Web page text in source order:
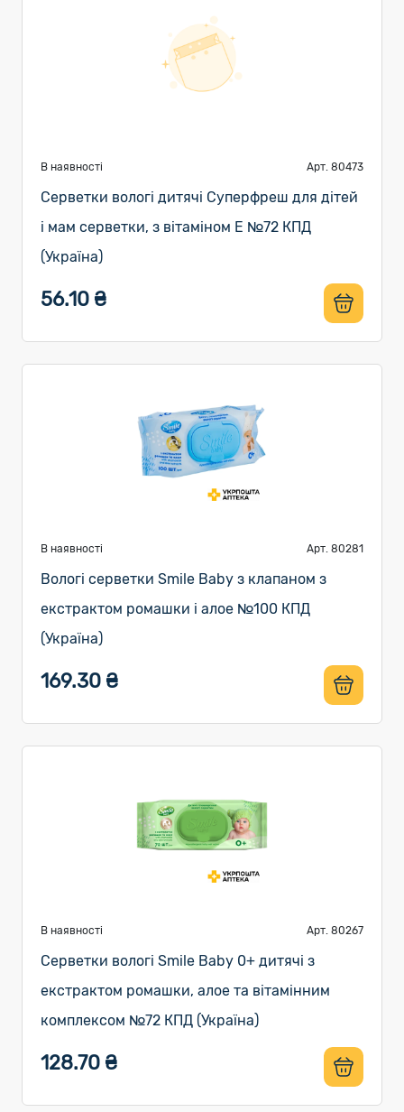
В наявності Арт. 80473
Серветки вологі дитячі Суперфреш для дітей
і мам серветки, з вітаміном E №72 КПД
(Україна)
56.10 ₴
В наявності Арт. 80281
Вологі серветки Smile Baby з клапаном з
екстрактом ромашки і алое №100 КПД
(Україна)
169.30 ₴
В наявності Арт. 80267
Серветки вологі Smile Baby 0+ дитячі з
екстрактом ромашки, алое та вітамінним
комплексом №72 КПД (Україна)
128.70 ₴